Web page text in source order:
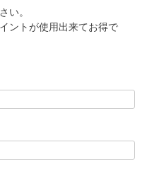
い。
ントが使用出来てお得で